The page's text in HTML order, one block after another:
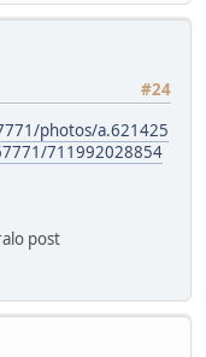
#24
photos/a.621425
711992028854
post